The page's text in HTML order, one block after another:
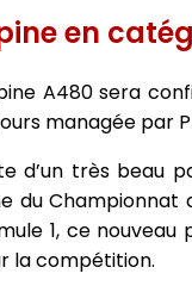
en
A480 sera
managée par
d’un très beau
du Championnat
1, ce
la compétition.